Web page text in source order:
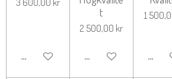
3 600,00 kr
LÄGG TILL I VARUKORG
t
2 500,00 kr
LÄGG TILL I
1